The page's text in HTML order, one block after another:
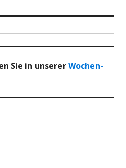
Sie in unsererWochen-